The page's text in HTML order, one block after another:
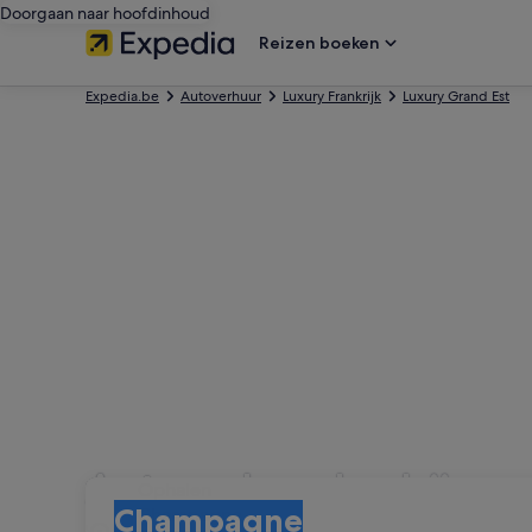
Doorgaan naar hoofdinhoud
Reizen boeken
Expedia.be Autoverhuur Luxury Frankrijk Luxury Grand Est
Champagne